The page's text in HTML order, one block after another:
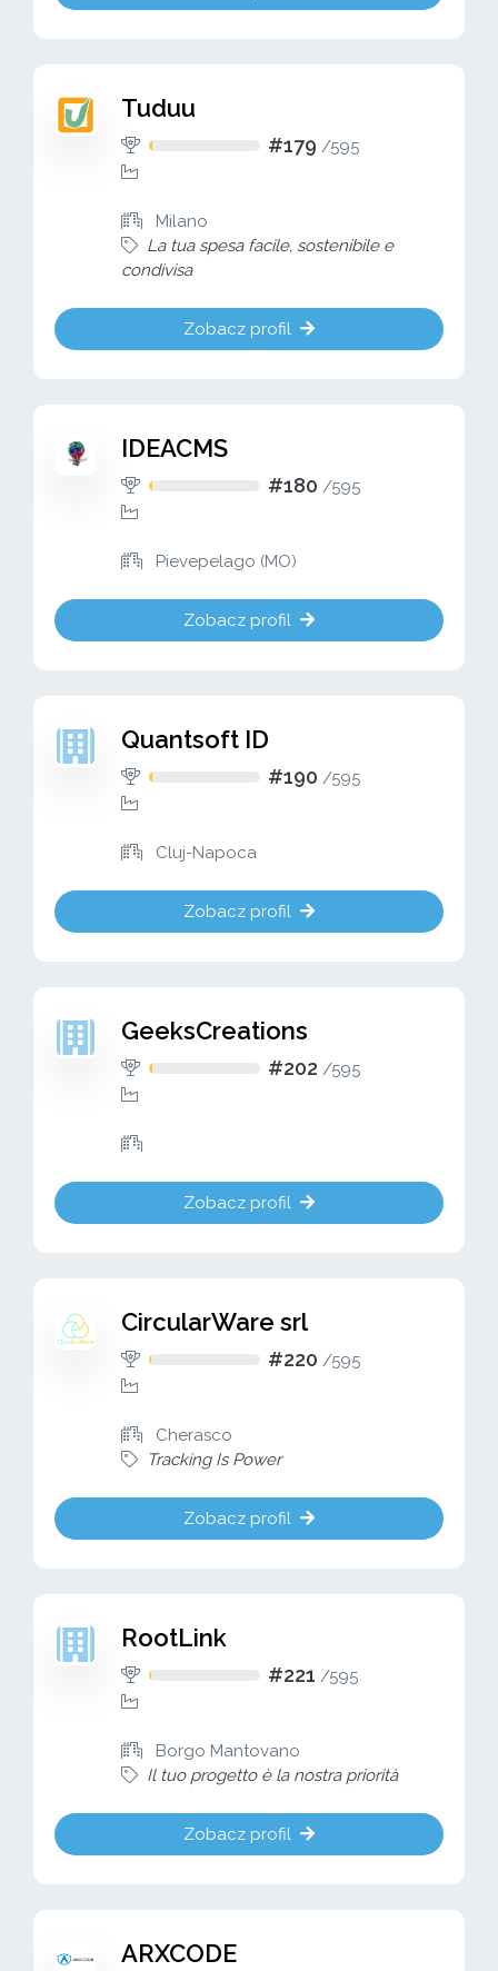
Tuduu
#179 /595
Milano
La tua spesa facile, sostenibile e
condivisa
Zobacz profil
IDEACMS
#180 /595
Pievepelago (MO)
Zobacz profil
Quantsoft ID
#190 /595
Cluj-Napoca
Zobacz profil
GeeksCreations
#202 /595
Zobacz profil
CircularWare srl
#220 /595
Cherasco
Tracking Is Power
Zobacz profil
RootLink
#221 /595
Borgo Mantovano
Il tuo progetto è la nostra priorità
Zobacz profil
ARXCODE